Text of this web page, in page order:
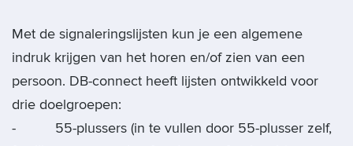
Met de signaleringslijsten kun je een algemene
indruk krijgen van het horen en/of zien van een
persoon. DB-connect heeft lijsten ontwikkeld voor
drie doelgroepen:
- 55-plussers (in te vullen door 55-plusser zelf,